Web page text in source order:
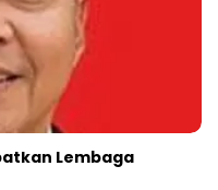
Lembaga